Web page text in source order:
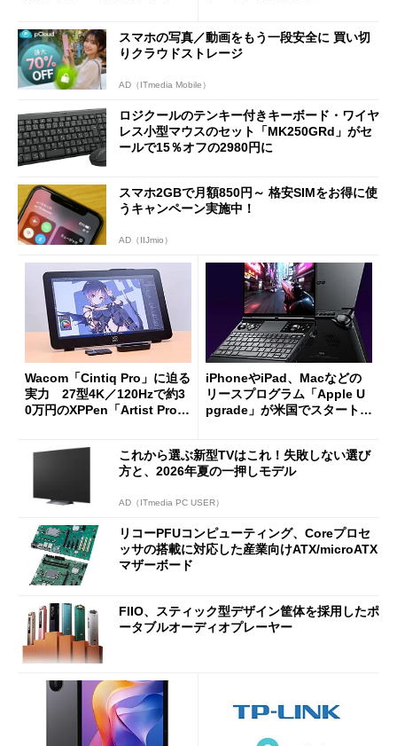
スマホの写真／動画をもう一段安全に 買い切
りクラウドストレージ
AD（ITmedia Mobile）
ロジクールのテンキー付きキーボード・ワイヤ
レス小型マウスのセット「MK250GRd」がセ
ールで15％オフの2980円に
スマホ2GBで月額850円～ 格安SIMをお得に使
うキャンペーン実施中！
AD（IIJmio）
Wacom「Cintiq Pro」に迫る
実力 27型4K／120Hzで約3
0万円のXPPen「Artist Pro 2
iPhoneやiPad、Macなどの
リースプログラム「Apple U
pgrade」が米国でスタート／
ut」が明...
これから選ぶ新型TVはこれ！失敗しない選び
方と、2026年夏の一押しモデル
AD（ITmedia PC USER）
リコーPFUコンピューティング、Coreプロセ
ッサの搭載に対応した産業向けATX/microATX
マザーボード
FIIO、スティック型デザイン筐体を採用したポ
ータブルオーディオプレーヤー